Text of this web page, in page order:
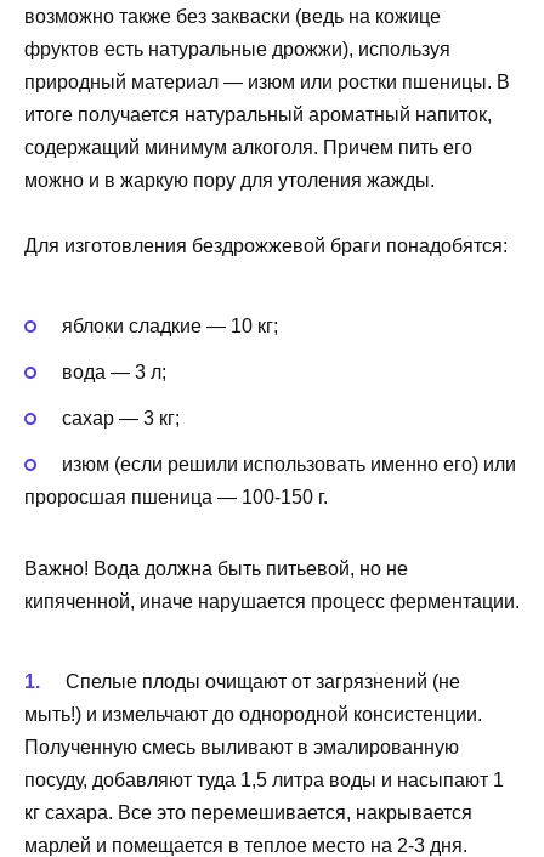
возможно также без закваски (ведь на кожице
фруктов есть натуральные дрожжи), используя
природный материал — изюм или ростки пшеницы. В
итоге получается натуральный ароматный напиток,
содержащий минимум алкоголя. Причем пить его
можно и в жаркую пору для утоления жажды.
Для изготовления бездрожжевой браги понадобятся:
яблоки сладкие — 10 кг;
вода — 3 л;
сахар — 3 кг;
изюм (если решили использовать именно его) или
проросшая пшеница — 100-150 г.
Важно! Вода должна быть питьевой, но не
кипяченной, иначе нарушается процесс ферментации.
Спелые плоды очищают от загрязнений (не
мыть!) и измельчают до однородной консистенции.
Полученную смесь выливают в эмалированную
посуду, добавляют туда 1,5 литра воды и насыпают 1
кг сахара. Все это перемешивается, накрывается
марлей и помещается в теплое место на 2-3 дня.